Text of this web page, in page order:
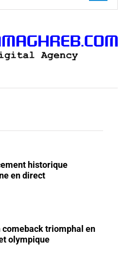
historique
en direct
comeback triomphal en
olympique